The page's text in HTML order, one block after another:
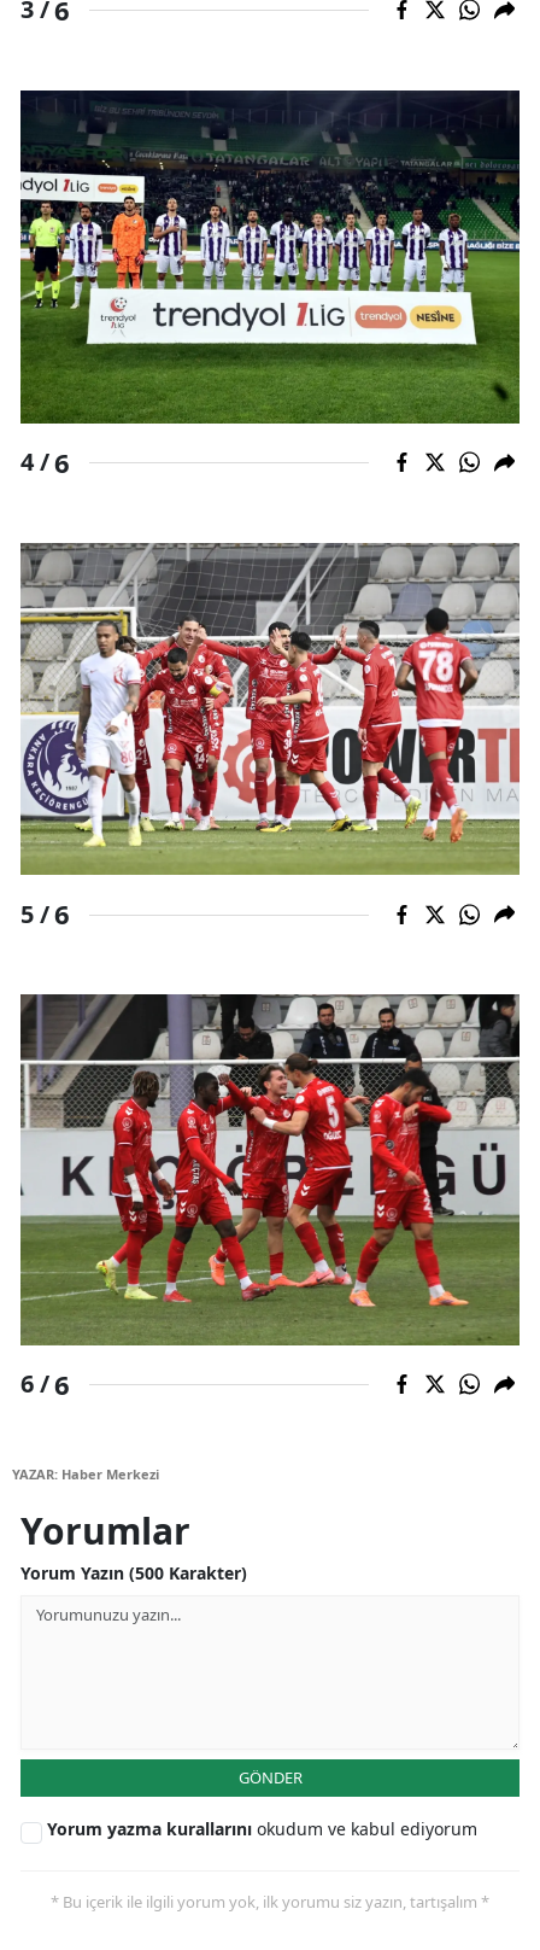
3 /6
4 /6
5 /6
6 /6
YAZAR: Haber Merkezi
Yorumlar
Yorum Yazın (500 Karakter)
GÖNDER
Yorum yazma kurallarını okudum ve kabul ediyorum
* Bu içerik ile ilgili yorum yok, ilk yorumu siz yazın, tartışalım *